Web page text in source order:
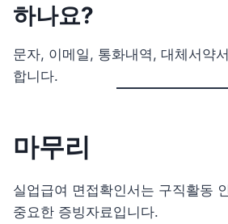
하나요?
문자, 이메일, 통화내역, 대체서약
합니다.
마무리
실업급여 면접확인서는 구직활동
중요한 증빙자료입니다.